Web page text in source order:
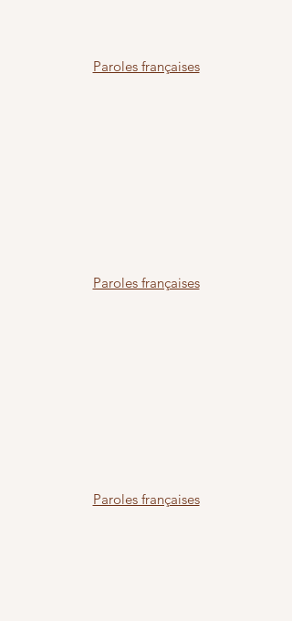
Paroles françaises
Paroles françaises
Paroles françaises